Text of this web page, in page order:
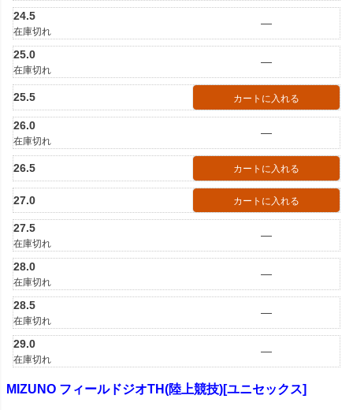
24.5
在庫切れ
—
25.0
在庫切れ
—
25.5 カートに入れる
26.0
在庫切れ
—
26.5 カートに入れる
27.0 カートに入れる
27.5
在庫切れ
—
28.0
在庫切れ
—
28.5
在庫切れ
—
29.0
在庫切れ
—
MIZUNO フィールドジオTH(陸上競技)[ユニセックス]